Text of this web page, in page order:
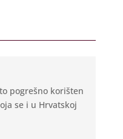
pogrešno korišten
se i u Hrvatskoj